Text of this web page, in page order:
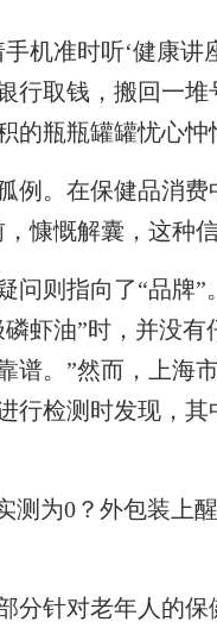
准时听‘健康讲
行取钱，搬回一
的瓶瓶罐罐忧心忡
。在保健品消费
慷慨解囊，这种
则指向了“品牌”
虾油”时，并没有
谱。”然而，上海
行检测时发现，
为0？外包装上
针对老年人的保